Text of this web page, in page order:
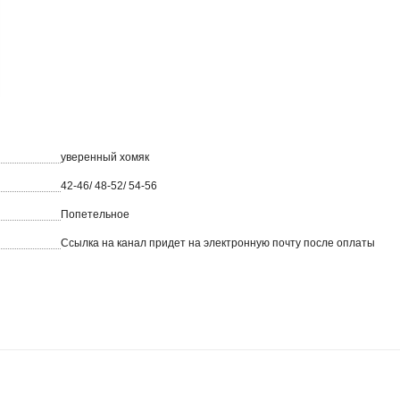
уверенный хомяк
42-46/ 48-52/ 54-56
Попетельное
Ссылка на канал придет на электронную почту после оплаты